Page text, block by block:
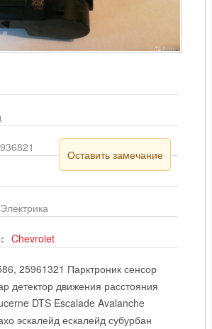
Оставить замечание
Электрика
Chevrolet
Парктроник сенсор
детектор движения расстояния
эскалейд ескалейд субурбан